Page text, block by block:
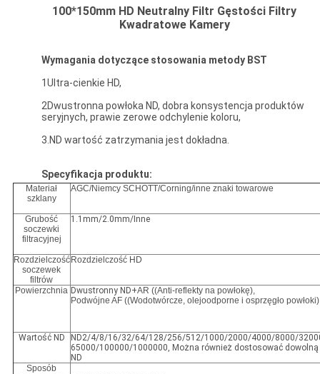
100*150mm HD Neutralny Filtr Gęstości Filtry
Kwadratowe Kamery
Wymagania dotyczące stosowania metody BST
1Ultra-cienkie HD,
2Dwustronna powłoka ND, dobra konsystencja produktów
seryjnych, prawie zerowe odchylenie koloru,
3.ND wartość zatrzymania jest dokładna.
Specyfikacja produktu:
Materiał
szklany
AGC/Niemcy SCHOTT/Corning/inne znaki towarowe
Grubość
soczewki
filtracyjnej
1.1mm/2.0mm/Inne
Rozdzielczość
soczewek
filtrów
Rozdzielczość HD
Powierzchnia Dwustronny ND+AR ((Anti-reflekty na powłokę),
Podwójne AF ((Wodotwórcze, olejoodporne i osprzęgło powłoki)
Wartość ND
ND2/4/8/16/32/64/128/256/512/1000/2000/4000/8000/
65000/100000/1000000, Można również dostosować
ND
Sposób